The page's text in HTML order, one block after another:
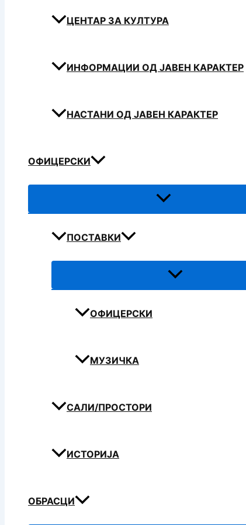
ЦЕНТАР ЗА КУЛТУРА
ИНФОРМАЦИИ ОД ЈАВЕН КАРАКТЕР
НАСТАНИ ОД ЈАВЕН КАРАКТЕР
ОФИЦЕРСКИ
ПОСТАВКИ
ОФИЦЕРСКИ
МУЗИЧКА
САЛИ/ПРОСТОРИ
ИСТОРИЈА
ОБРАСЦИ